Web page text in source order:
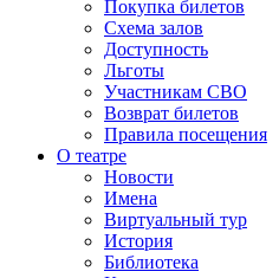
Покупка билетов
Схема залов
Доступность
Льготы
Участникам СВО
Возврат билетов
Правила посещения
О театре
Новости
Имена
Виртуальный тур
История
Библиотека